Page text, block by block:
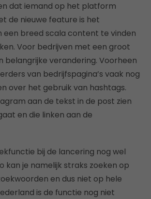
dat iemand op het platform
de nieuwe feature is het
een breed scala content te vinden
Voor bedrijven met een groot
belangrijke verandering. Voorheen
van bedrijfspagina’s vaak nog
over het gebruik van hashtags.
aan de tekst in de post zien
en die linken aan de
bij de lancering nog wel
kan je namelijk straks zoeken op
en dus niet op hele
is de functie nog niet